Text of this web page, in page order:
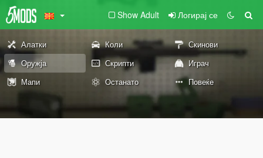
Show Adult Логирај се
Алатки Коли
Скинови
Оружја
Скрипти
Играч
Мапи
Останато Повеќе